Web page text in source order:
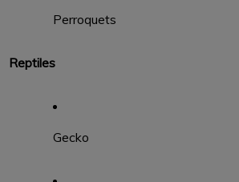
Perroquets
Reptiles
Gecko